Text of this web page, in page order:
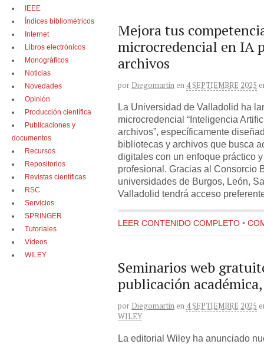
Mejora tus
microcredencial en IA
archivos
por Diegomartin en 4 SEPTIEMBRE 2025
La Universidad de Valladolid ha
microcredencial “Inteligencia
archivos”, específicamente
bibliotecas y archivos que busca
digitales con un enfoque práctico
profesional. Gracias al Consorcio
universidades de Burgos, León,
Valladolid tendrá acceso
LEER CONTENIDO COMPLETO •
Seminarios web
publicación
por Diegomartin en 4 SEPTIEMBRE 2025
WILEY
La editorial Wiley ha anunciado
IEEE
Índices bibliométricos
Internet
Libros electrónicos
Monográficos
Noticias
Novedades
Opinión
Producción científica
Publicaciones y
documentos
Recursos
Repositorios
Revistas científicas
RSC
Servicios
SPRINGER
Tutoriales
Vídeos
WILEY